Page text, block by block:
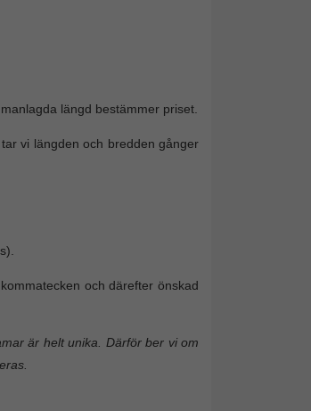
längd bestämmer priset.
vi längden och bredden gånger
och därefter önskad
är helt unika. Därför ber vi om